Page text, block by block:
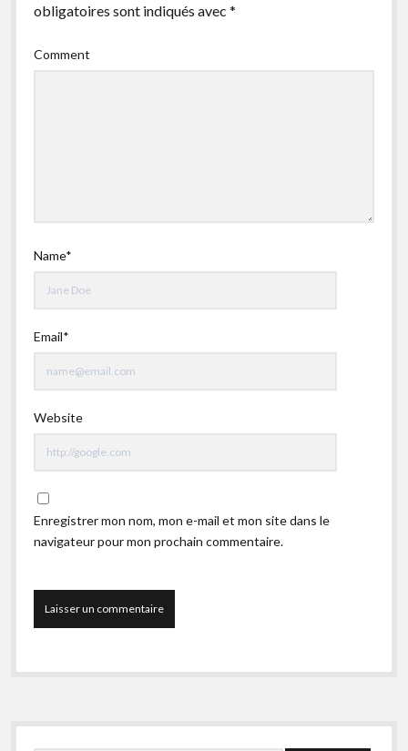
obligatoires sont indiqués avec *
Comment
Name*
Email*
Website
Enregistrer mon nom, mon e-mail et mon site dans le
navigateur pour mon prochain commentaire.
Sidebar